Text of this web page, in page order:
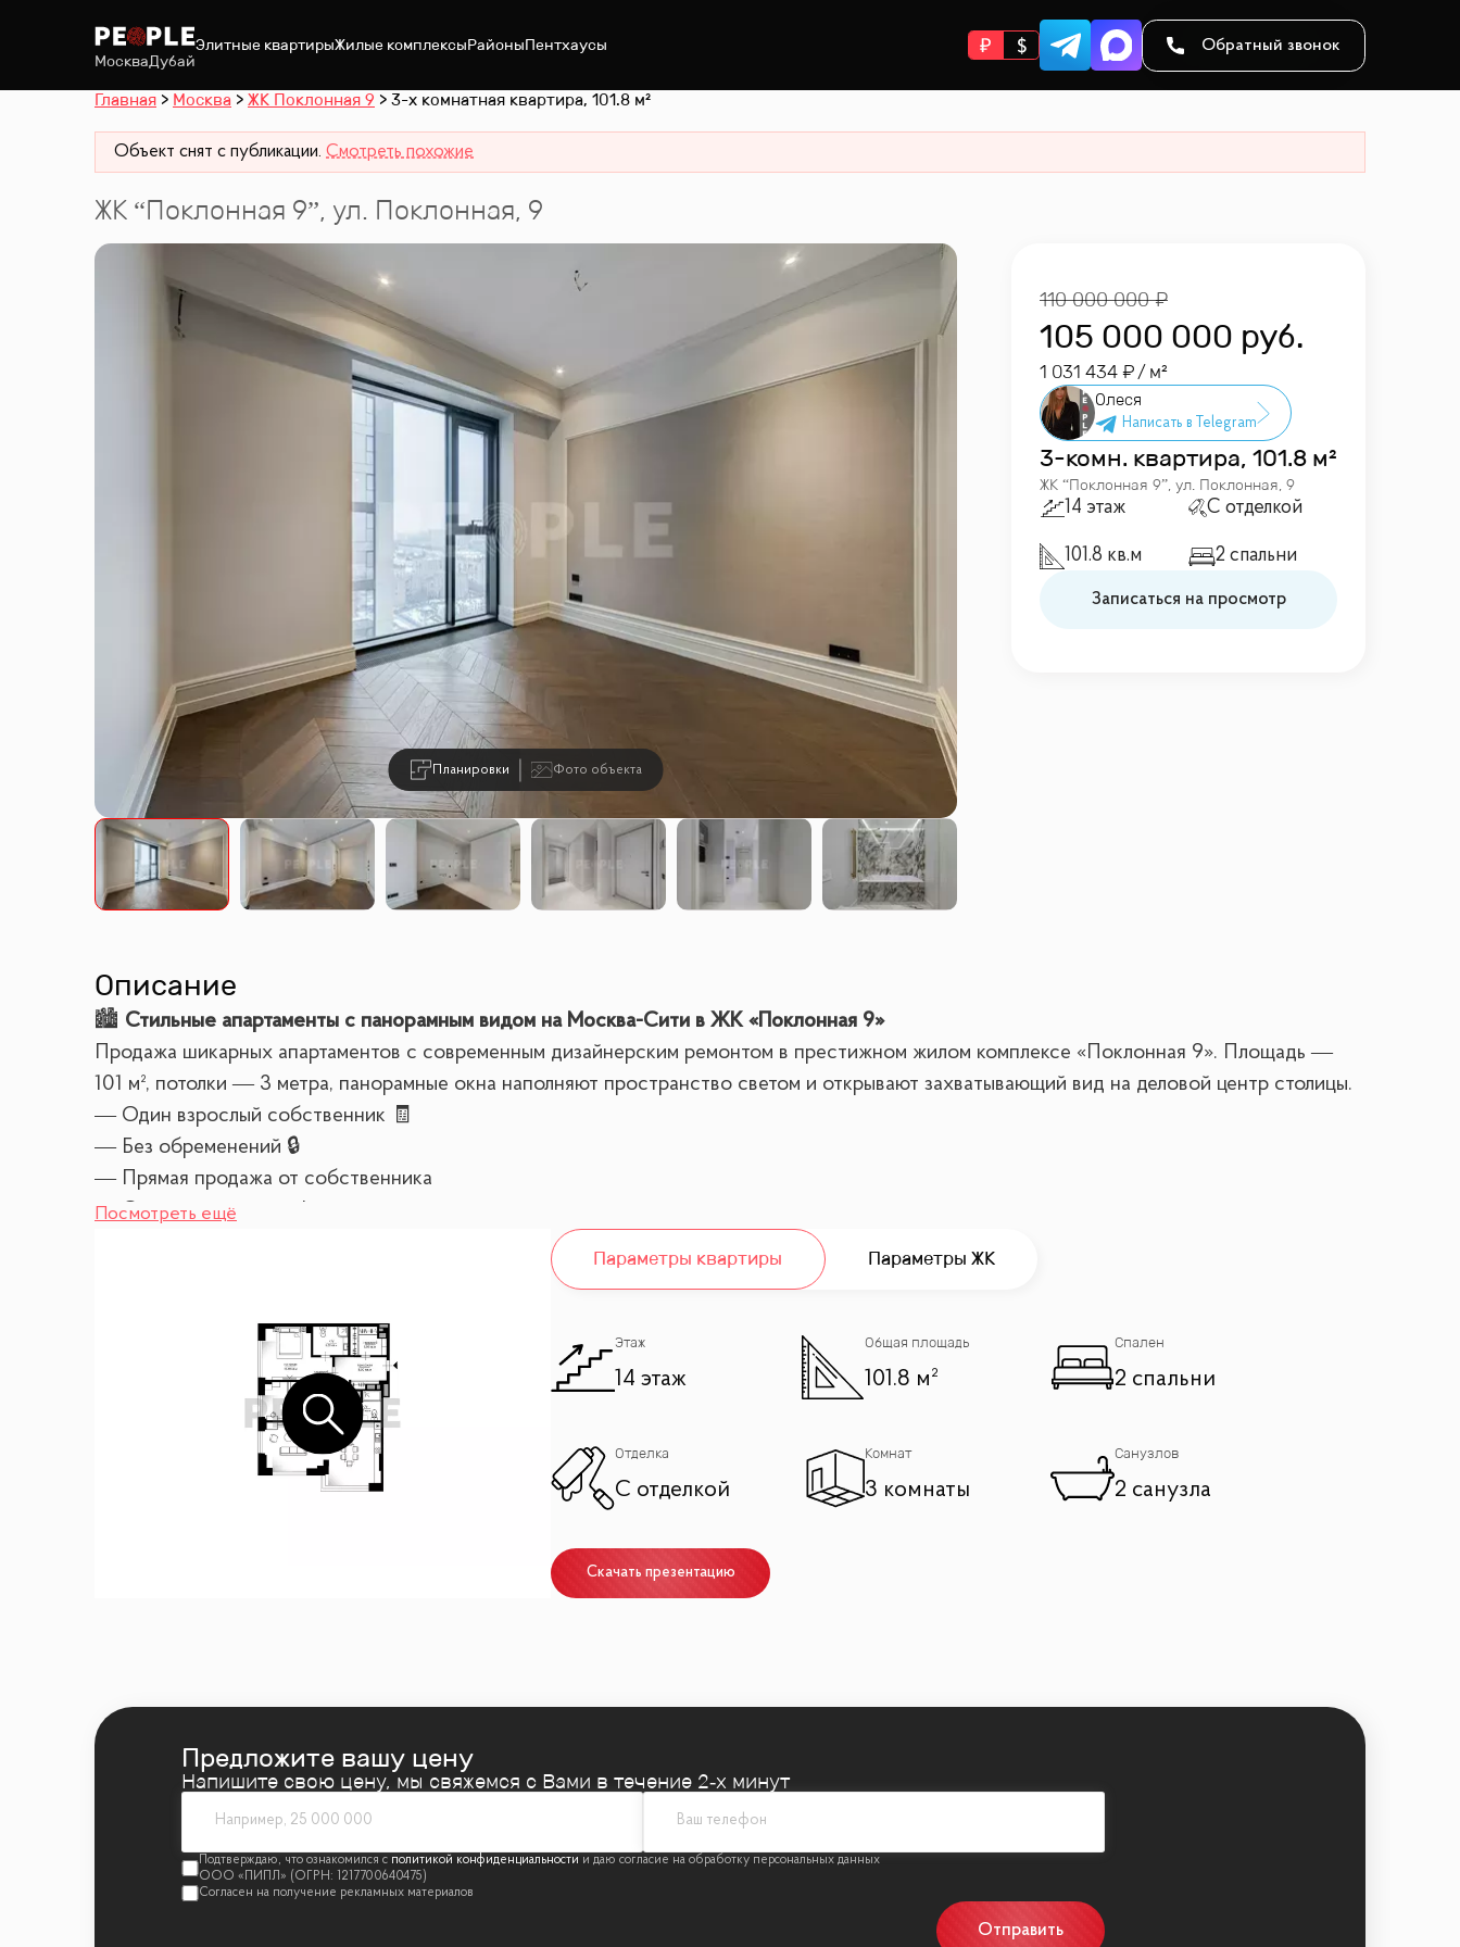
МоскваДубай
Элитные квартирыЖилые комплексыРайоныПентхаусы Обратный звонок
Главная Москва ЖК Поклонная 9 3-х комнатная квартира, 101.8 м²
Объект снят с публикации. Смотреть похожие
ЖК “Поклонная 9”, ул. Поклонная, 9
Планировки Фото объекта
110 000 000
105 000 000 руб.
1 031 434 / м²
Олеся
3-комн. квартира, 101.8 м²
ЖК “Поклонная 9”, ул. Поклонная, 9
14 этаж С отделкой
101.8 кв.м 2 спальни
Записаться на просмотр
Описание
🏙 Стильные апартаменты с панорамным видом на Москва-Сити в ЖК «Поклонная 9»
Продажа шикарных апартаментов с современным дизайнерским ремонтом в престижном жилом комплексе «Поклонная 9». Площадь —
101 м², потолки — 3 метра, панорамные окна наполняют пространство светом и открывают захватывающий вид на деловой центр столицы.
— Один взрослый собственник 🧾
— Без обременений 🔒
— Прямая продажа от собственника
— Оперативный показ!
Апартаменты идеально подойдут для комфортной жизни в центре города:
— Мастер-спальня с собственной гардеробной и санузлом
— Вторая спальня для гостей или семьи
— Отдельная постирочная
— Второй санузел
— Удобная система хранения вещей
— Кладовое помещение для сезонного хранения
В апартаментах выполнена отделка в стиле «Вне Времени»: сочетание классики и современных решений, что подчеркивает статус и вкус
— Качественная сантехника премиум-класса
— Большие окна с видом на Москва-Сити
Частично остается мебель и техника, что позволяет быстро заехать и начать жить с комфортом.
Транспортная доступность
— 7 минут пешком до метро Кутузовская
— 10 минут до метро Парк Победы
Посмотреть ещё
Параметры квартиры Параметры ЖК
Этаж
14 этаж
Общая площадь
101.8 м²
Спален
2 спальни
Отделка
С отделкой
Комнат
3 комнаты
Санузлов
2 санузла
Скачать презентацию
Предложите вашу цену
Напишите свою цену, мы свяжемся с Вами в течение 2‑х минут
политикой конфиденциальности
Отправить